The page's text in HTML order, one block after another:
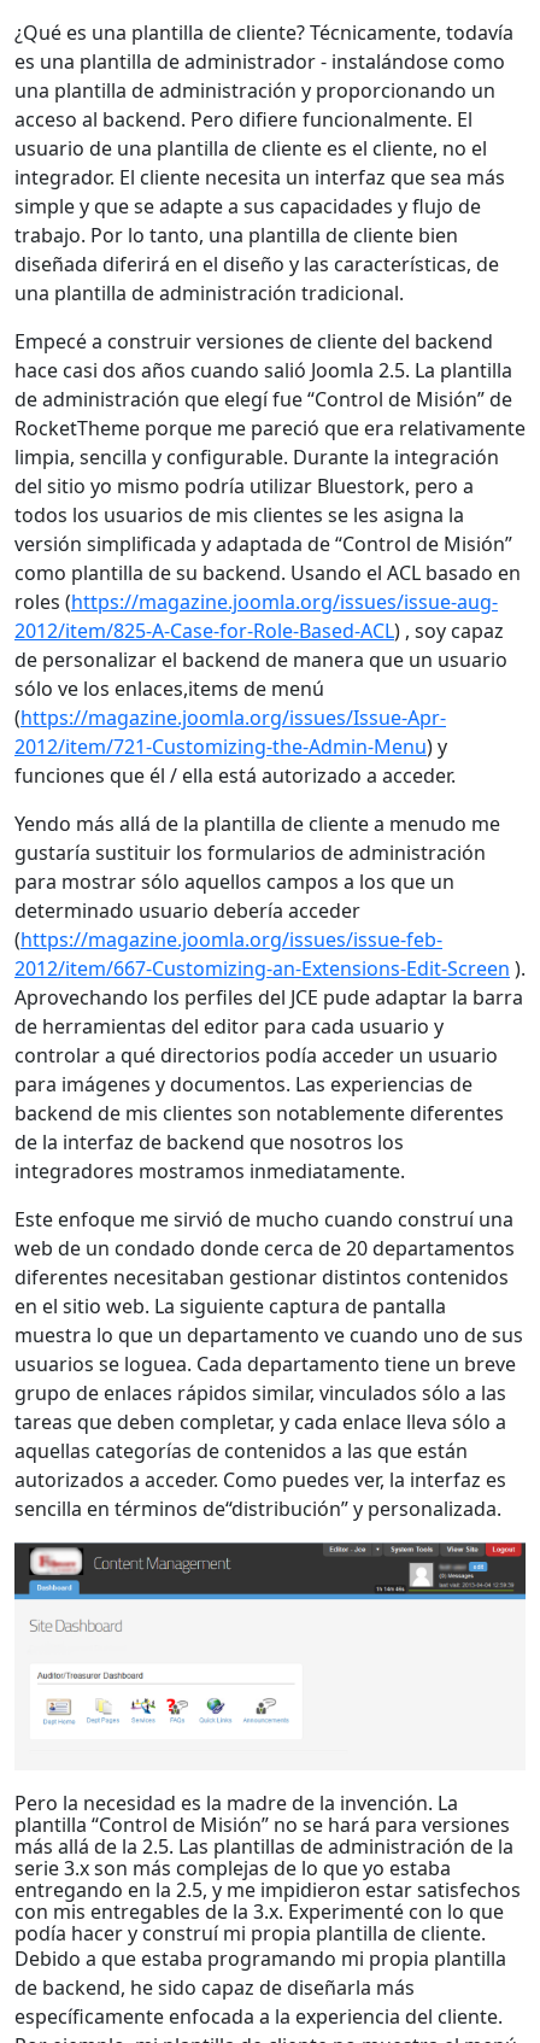
¿Qué es una plantilla de cliente? Técnicamente, todavía
es una plantilla de administrador - instalándose como
una plantilla de administración y proporcionando un
acceso al backend. Pero difiere funcionalmente. El
usuario de una plantilla de cliente es el cliente, no el
integrador. El cliente necesita un interfaz que sea más
simple y que se adapte a sus capacidades y flujo de
trabajo. Por lo tanto, una plantilla de cliente bien
diseñada diferirá en el diseño y las características, de
una plantilla de administración tradicional.
Empecé a construir versiones de cliente del backend
hace casi dos años cuando salió Joomla 2.5. La plantilla
de administración que elegí fue “Control de Misión” de
RocketTheme porque me pareció que era relativamente
limpia, sencilla y configurable. Durante la integración
del sitio yo mismo podría utilizar Bluestork, pero a
todos los usuarios de mis clientes se les asigna la
versión simplificada y adaptada de “Control de Misión”
como plantilla de su backend. Usando el ACL basado en
roles (https://magazine.joomla.org/issues/issue-aug-
2012/item/825-A-Case-for-Role-Based-ACL) , soy capaz
de personalizar el backend de manera que un usuario
sólo ve los enlaces,items de menú
(https://magazine.joomla.org/issues/Issue-Apr-
2012/item/721-Customizing-the-Admin-Menu) y
funciones que él / ella está autorizado a acceder.
Yendo más allá de la plantilla de cliente a menudo me
gustaría sustituir los formularios de administración
para mostrar sólo aquellos campos a los que un
determinado usuario debería acceder
(https://magazine.joomla.org/issues/issue-feb-
2012/item/667-Customizing-an-Extensions-Edit-Screen ).
Aprovechando los perfiles del JCE pude adaptar la barra
de herramientas del editor para cada usuario y
controlar a qué directorios podía acceder un usuario
para imágenes y documentos. Las experiencias de
backend de mis clientes son notablemente diferentes
de la interfaz de backend que nosotros los
integradores mostramos inmediatamente.
Este enfoque me sirvió de mucho cuando construí una
web de un condado donde cerca de 20 departamentos
diferentes necesitaban gestionar distintos contenidos
en el sitio web. La siguiente captura de pantalla
muestra lo que un departamento ve cuando uno de sus
usuarios se loguea. Cada departamento tiene un breve
grupo de enlaces rápidos similar, vinculados sólo a las
tareas que deben completar, y cada enlace lleva sólo a
aquellas categorías de contenidos a las que están
autorizados a acceder. Como puedes ver, la interfaz es
sencilla en términos de“distribución” y personalizada.
Pero la necesidad es la madre de la invención. La
plantilla “Control de Misión” no se hará para versiones
más allá de la 2.5. Las plantillas de administración de la
serie 3.x son más complejas de lo que yo estaba
entregando en la 2.5, y me impidieron estar satisfechos
con mis entregables de la 3.x. Experimenté con lo que
podía hacer y construí mi propia plantilla de cliente.
Debido a que estaba programando mi propia plantilla
de backend, he sido capaz de diseñarla más
específicamente enfocada a la experiencia del cliente.